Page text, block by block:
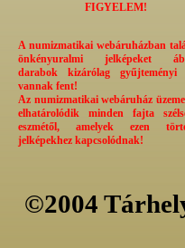
FIGYELEM!
A numizmatikai webáruházban
önkényuralmi jelképeket
darabok kizárólag gyűjteményi
vannak fent!
Az numizmatikai webáruház
elhatárolódik minden fajta
eszmétől, amelyek ezen
jelképekhez kapcsolódnak!
©2004